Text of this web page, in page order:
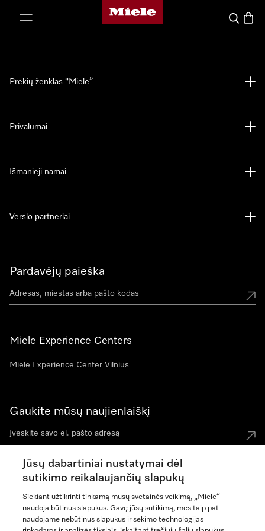
"Miele" pradžios tinklalapis
Paieška
Pardavėjų paieška
Miele Experience Centers
Miele Experience Center Vilnius
Gaukite mūsų naujienlaiškį
Prekių ženklas “Miele”
Privalumai
Išmanieji namai
Verslo partneriai
Jūsų dabartiniai nustatymai dėl
sutikimo reikalaujančių slapukų
Siekiant užtikrinti tinkamą mūsų svetainės veikimą, „Miele“
naudoja būtinus slapukus. Gavę jūsų sutikimą, mes taip pat
naudojame nebūtinus slapukus ir sekimo technologijas